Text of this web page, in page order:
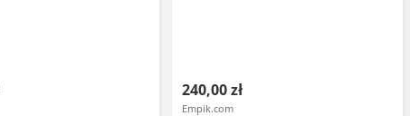
240,00 zł
Empik.com